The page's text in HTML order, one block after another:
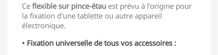
Ce flexible sur pince-étau est prévu à l'origine pour
la fixation d'une tablette ou autre appareil
électronique.
• Fixation universelle de tous vos accessoires :